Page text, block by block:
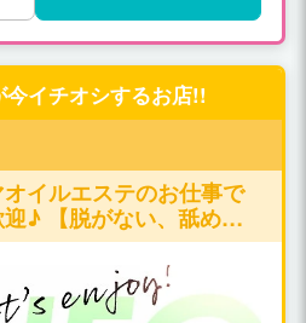
イチオシするお店!!
イルエステのお仕事で
♪ 【脱がない、舐めな
事が可能です♪